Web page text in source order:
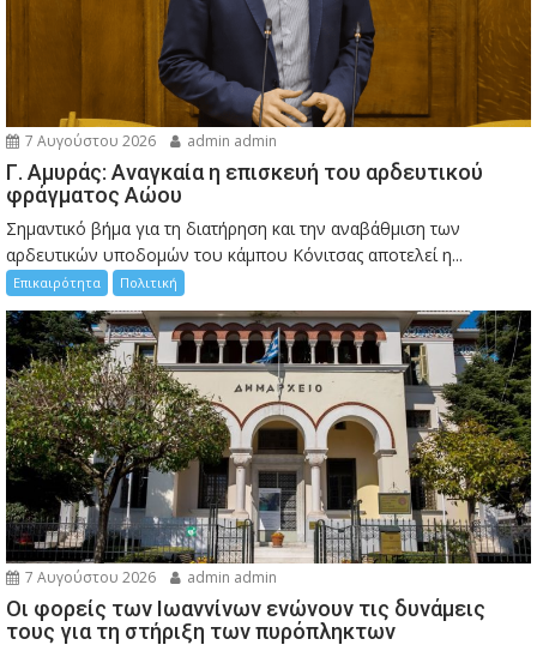
7 Αυγούστου 2026 admin admin
Γ. Αμυράς: Αναγκαία η επισκευή του αρδευτικού
φράγματος Αώου
Σημαντικό βήμα για τη διατήρηση και την αναβάθμιση των
αρδευτικών υποδομών του κάμπου Κόνιτσας αποτελεί η...
Επικαιρότητα Πολιτική
7 Αυγούστου 2026 admin admin
Οι φορείς των Ιωαννίνων ενώνουν τις δυνάμεις
τους για τη στήριξη των πυρόπληκτων